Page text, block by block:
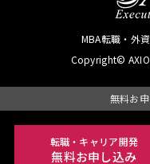
無料お
転職・キャリア開発
無料お申し込み
MBA転職・外
Copyright©